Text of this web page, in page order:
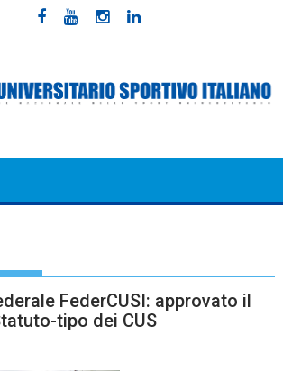
FederCUSI: approvato il
tipo dei CUS